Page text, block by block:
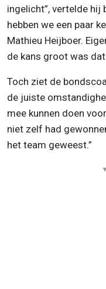
ingelicht”, vertelde hij
hebben we een paar
Mathieu Heijboer.
de kans groot was
Toch ziet de
de juiste
mee kunnen doen
niet zelf had
het team geweest.”